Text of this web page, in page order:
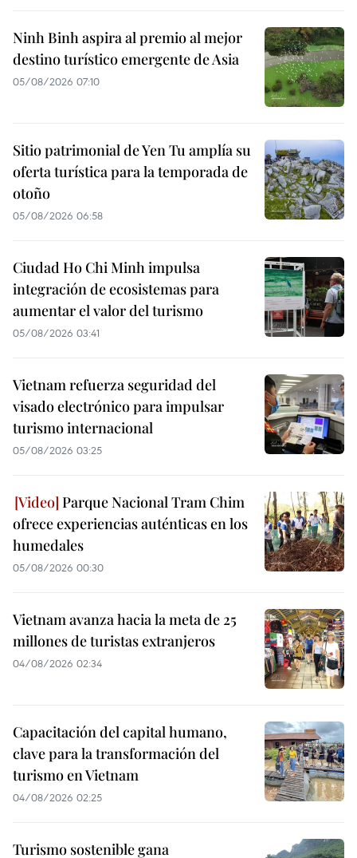
Ninh Binh aspira al premio al mejor
destino turístico emergente de Asia
05/08/2026 07:10
Sitio patrimonial de Yen Tu amplía su
oferta turística para la temporada de
otoño
05/08/2026 06:58
Ciudad Ho Chi Minh impulsa
integración de ecosistemas para
aumentar el valor del turismo
05/08/2026 03:41
Vietnam refuerza seguridad del
visado electrónico para impulsar
turismo internacional
05/08/2026 03:25
Parque Nacional Tram Chim
ofrece experiencias auténticas en los
humedales
05/08/2026 00:30
Vietnam avanza hacia la meta de 25
millones de turistas extranjeros
04/08/2026 02:34
Capacitación del capital humano,
clave para la transformación del
turismo en Vietnam
04/08/2026 02:25
Turismo sostenible gana